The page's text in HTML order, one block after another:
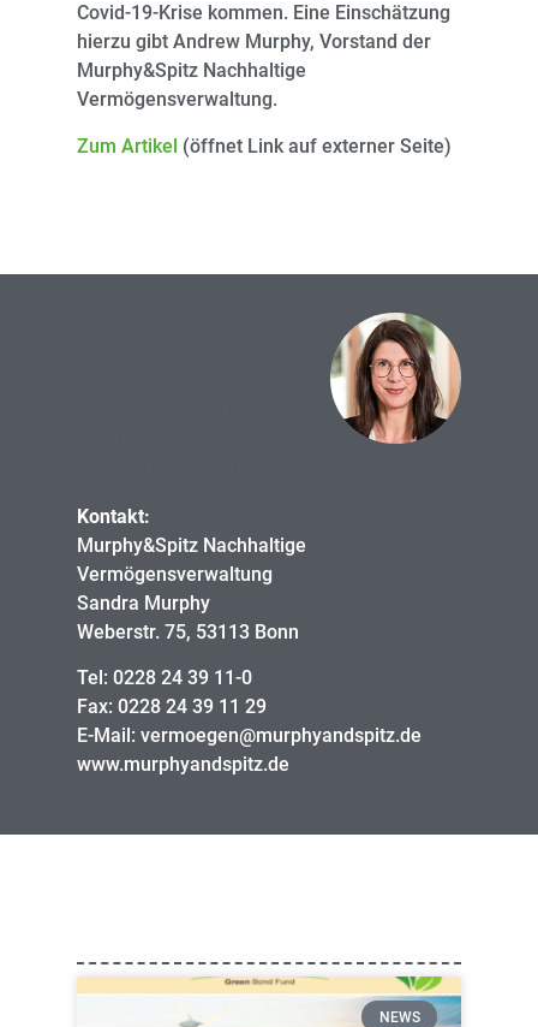
Covid-19-Krise kommen. Eine Einschätzung
hierzu gibt Andrew Murphy, Vorstand der
Murphy&Spitz Nachhaltige
Vermögensverwaltung.
Zum Artikel (öffnet Link auf externer Seite)
Kontakt:
Murphy&Spitz Nachhaltige
Vermögensverwaltung
Sandra Murphy
Weberstr. 75, 53113 Bonn
Tel: 0228 24 39 11-0
Fax: 0228 24 39 11 29
E-Mail: vermoegen@murphyandspitz.de
www.murphyandspitz.de
NEWS